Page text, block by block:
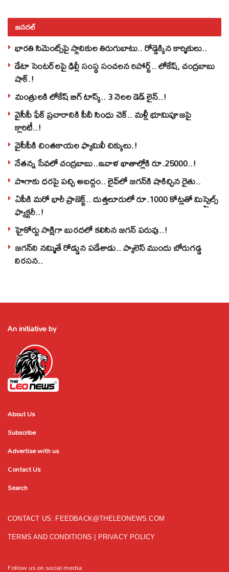
జనరల్
భారతి సిమెంట్స్‌పై స్థానికుల తిరుగుబాటు.. రోడ్డెక్కిన కార్మికులు..
డేటా సెంటర్‌లపై ఢిల్లీ సంస్థ సంచలన రిపోర్ట్.. లోకేష్‌, చంద్రబాబు
షాక్‌.!
మంత్రులకి లోకేష్‌ బిగ్‌ టాస్క్‌.. 3 నెలల డెడ్‌ లైన్‌..!
వైసీపీ ఫేక్ ప్రచారానికి పీవీ సింధు చెక్.. మళ్లీ భూమిపూజపై
క్లారిటీ..!
వైసీపీకి చింతకాయల ఫ్యామిలీ చిక్కులు.!
నేతన్న సేవలో చంద్రబాబు..ఇవాళ ఖాతాల్లోకి రూ.25000..!
పొగాకు ధరపై పచ్చి అబద్దం.. లైవ్‌లో జగన్‌కి షాకిచ్చిన రైతు..
ఏపీకి మరో భారీ ప్రాజెక్ట్.. దుత్తలూరులో రూ.1000 కోట్లతో మిస్సైల్స్
ఫ్యాక్టరీ..!
హైకోర్టు సాక్షిగా బురదలో కలిసిన జగన్ పరువు..!
జగన్‌ని నమ్మితే రోడ్డున పడేశాడు.. ప్యాలెస్‌ ముందు బోరుగడ్డ
నిరసన..
An initiative by
About Us
Subscribe
Advertise with us
Contact Us
Search
CONTACT US: FEEDBACK@THELEONEWS.COM
TERMS AND CONDITIONS PRIVACY POLICY
Follow us on social media: